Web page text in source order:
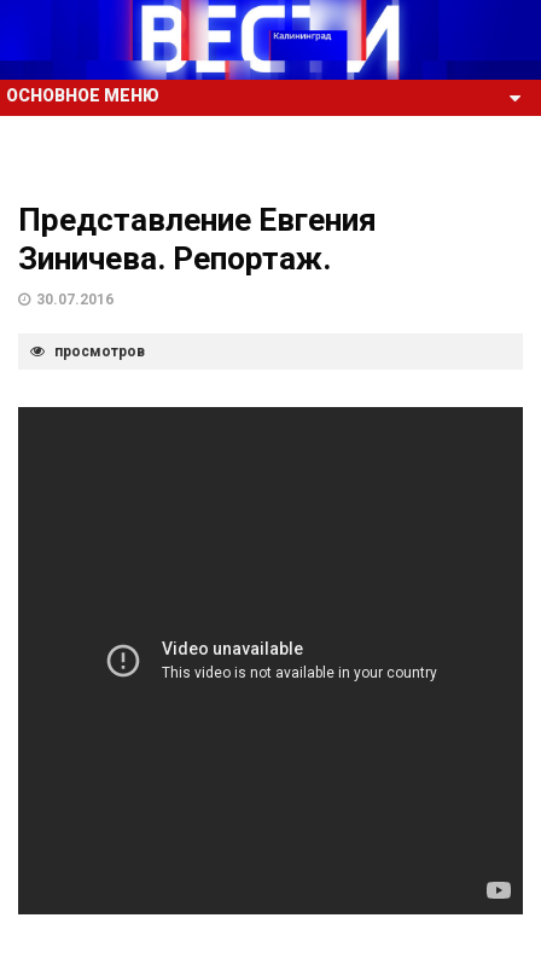
ОСНОВНОЕ МЕНЮ
Представление Евгения
Зиничева. Репортаж.
30.07.2016
просмотров